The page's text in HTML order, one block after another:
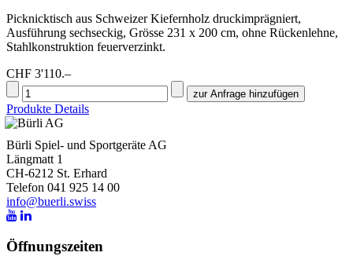
Picknicktisch aus Schweizer Kiefernholz druckimprägniert,
Ausführung sechseckig, Grösse 231 x 200 cm, ohne Rückenlehne,
Stahlkonstruktion feuerverzinkt.
CHF 3'110.–
Produkte Details
Bürli Spiel- und Sportgeräte AG
Längmatt 1
CH-6212 St. Erhard
Telefon 041 925 14 00
info@buerli.swiss
Öffnungszeiten